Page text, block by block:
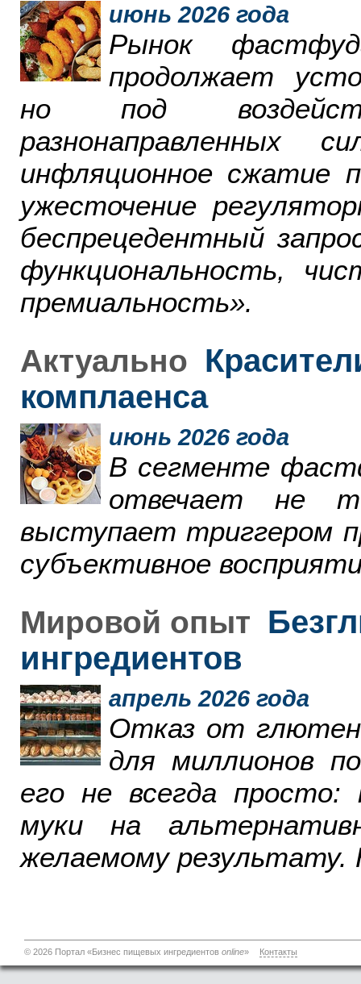
июнь 2026 года
Рынок
продолжает
но под
инфляционное сжатие
ужесточение
беспрецедентный
функциональность,
премиальность».
Актуально
комплаенса
июнь 2026 года
В сегменте
отвечает не
выступает триггером
субъективное
Мировой опыт
ингредиентов
апрель 2026 года
Отказ от
для миллионов
его не всегда просто:
муки на
желаемому результату.
© 2026 Портал «Бизнес пищевых ингредиентов online» Контакты